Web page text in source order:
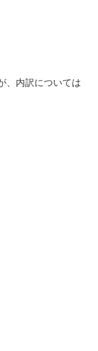
、内訳については